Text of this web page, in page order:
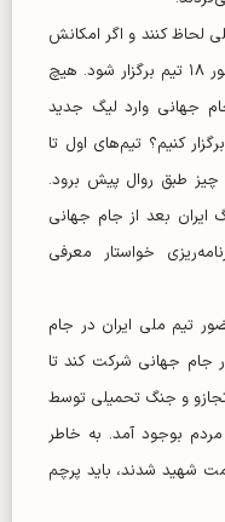
لحاظ کنند و اگر امکانش
وجود داشته باشد، لیگ فصل بعد با حضور ۱۸ تیم برگزار شود. هیچ
جهانی وارد لیگ جدید
کنیم؟ تیم‌های اول تا
طبق روال پیش برود.
ایران بعد از جام جهانی
خواستار معرفی
تیم ملی ایران در جام
جام جهانی شرکت کند تا
تجازو و جنگ تحمیلی توسط
بوجود آمد. به خاطر
شهید شدند، باید پرچم